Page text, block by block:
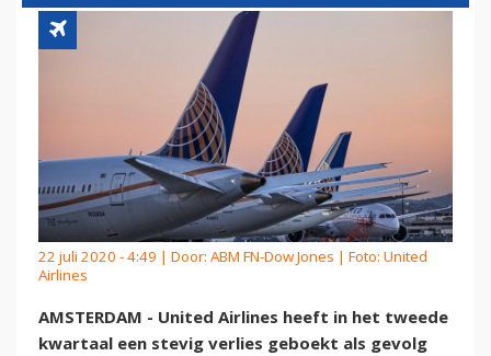
22 juli 2020 - 4:49 | Door: ABM FN-Dow Jones | Foto: United
Airlines
AMSTERDAM - United Airlines heeft in het tweede
kwartaal een stevig verlies geboekt als gevolg